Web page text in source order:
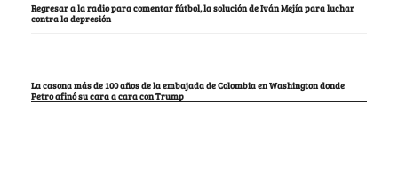
Regresar a la radio para comentar fútbol, la solución de Iván Mejía para luchar
contra la depresión
La casona más de 100 años de la embajada de Colombia en Washington donde
Petro afinó su cara a cara con Trump